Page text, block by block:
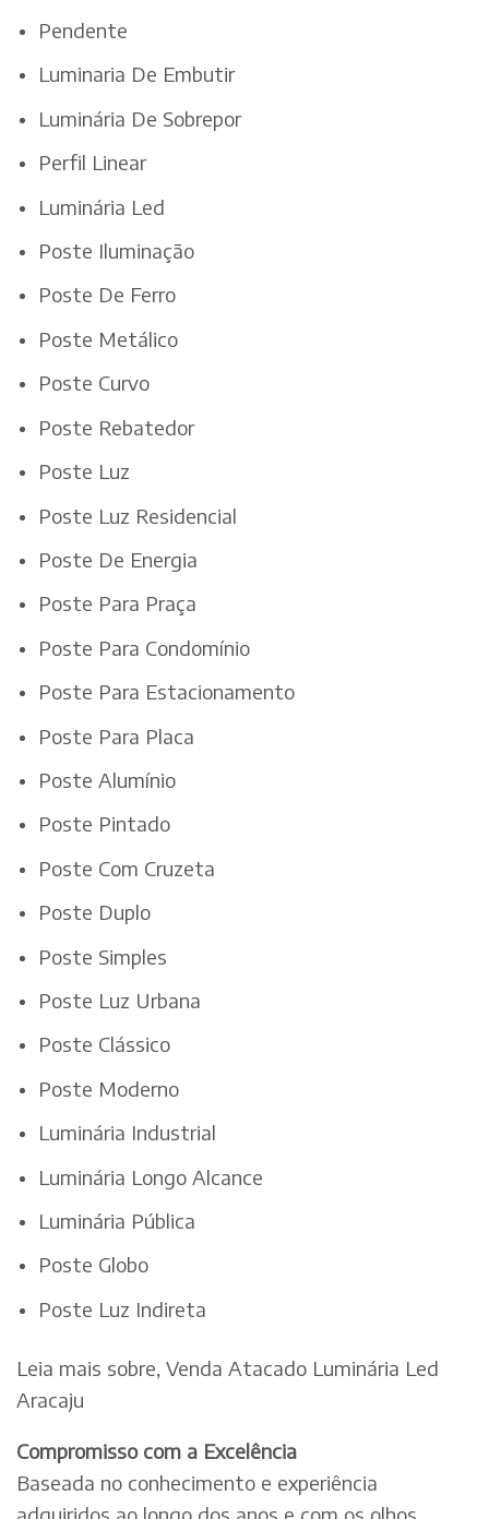
Pendente
Luminaria De Embutir
Luminária De Sobrepor
Perfil Linear
Luminária Led
Poste Iluminação
Poste De Ferro
Poste Metálico
Poste Curvo
Poste Rebatedor
Poste Luz
Poste Luz Residencial
Poste De Energia
Poste Para Praça
Poste Para Condomínio
Poste Para Estacionamento
Poste Para Placa
Poste Alumínio
Poste Pintado
Poste Com Cruzeta
Poste Duplo
Poste Simples
Poste Luz Urbana
Poste Clássico
Poste Moderno
Luminária Industrial
Luminária Longo Alcance
Luminária Pública
Poste Globo
Poste Luz Indireta
Leia mais sobre, Venda Atacado Luminária Led
Aracaju
Compromisso com a Excelência
Baseada no conhecimento e experiência